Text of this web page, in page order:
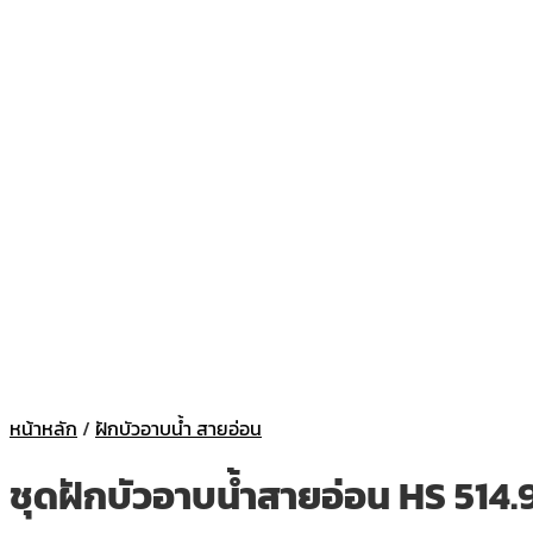
หน้าหลัก / ฝักบัวอาบน้ำ สายอ่อน
ชุดฝักบัวอาบน้ำสายอ่อน HS